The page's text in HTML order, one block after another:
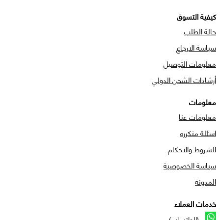
كيفية التسوق
حالة الطلب
سياسة الارجاع
معلومات التوصيل
أرشادات الشحن الدولي
معلومات
معلومات عنا
اسئلة متكرره
الشروط والاحكام
سياسة الخصوصية
المدونة
خدمات العملاء